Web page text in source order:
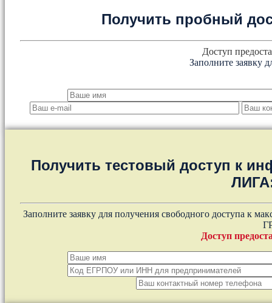
Получить пробный
Доступ
Заполните заявку
Получить тестовый доступ к
Заполните заявку для получения свободного доступа к
Доступ